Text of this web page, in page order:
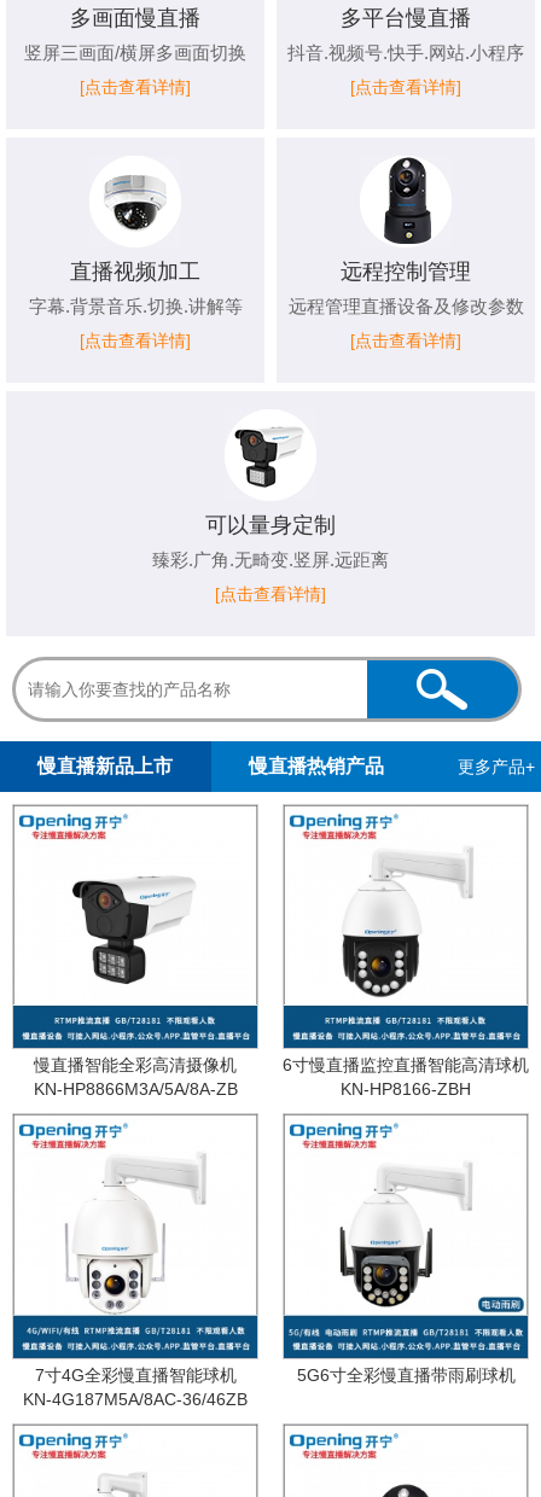
多画面慢直播
竖屏三画面/横屏多画面切换
[点击查看详情]
多平台慢直播
抖音.视频号.快手.网站.小程序
[点击查看详情]
直播视频加工
字幕.背景音乐.切换.讲解等
[点击查看详情]
远程控制管理
远程管理直播设备及修改参数
[点击查看详情]
可以量身定制
臻彩.广角.无畸变.竖屏.远距离
[点击查看详情]
慢直播新品上市 慢直播热销产品 更多产品+
慢直播智能全彩高清摄像机
KN-HP8866M3A/5A/8A-ZB
6寸慢直播监控直播智能高清球机
KN-HP8166-ZBH
7寸4G全彩慢直播智能球机
KN-4G187M5A/8AC-36/46ZB
5G6寸全彩慢直播带雨刷球机